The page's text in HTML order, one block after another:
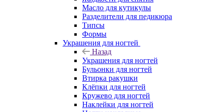
Масло для кутикулы
Разделители для педикюра
Типсы
Формы
Украшения для ногтей
Назад
Украшения для ногтей
Бульонки для ногтей
Втирка ракушки
Клёпки для ногтей
Кружево для ногтей
Наклейки для ногтей